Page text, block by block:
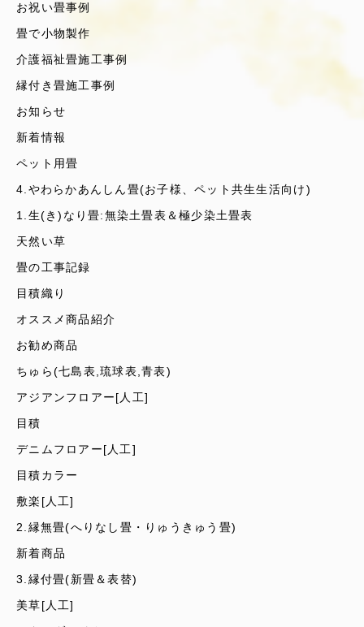
お祝い畳事例
畳で小物製作
介護福祉畳施工事例
縁付き畳施工事例
お知らせ
新着情報
ペット用畳
4.やわらかあんしん畳(お子様、ペット共生生活向け)
1.生(き)なり畳:無染土畳表＆極少染土畳表
天然い草
畳の工事記録
目積織り
オススメ商品紹介
お勧め商品
ちゅら(七島表,琉球表,青表)
アジアンフロアー[人工]
目積
デニムフロアー[人工]
目積カラー
敷楽[人工]
2.縁無畳(へりなし畳・りゅうきゅう畳)
新着商品
3.縁付畳(新畳＆表替)
美草[人工]